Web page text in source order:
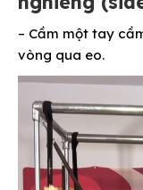
– Cầm một tay
vòng qua eo.